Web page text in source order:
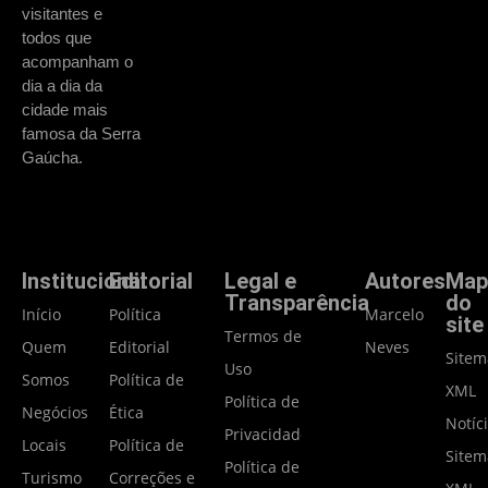
visitantes e
todos que
acompanham o
dia a dia da
cidade mais
famosa da Serra
Gaúcha.
Institucional
Início
Quem
Somos
Negócios
Locais
Turismo
Editorial
Política
Editorial
Política de
Ética
Política de
Correções e
Legal e
Transparência
Termos de
Uso
Política de
Privacidade
Política de
Autores
Marcelo
Neves
do
site
XML